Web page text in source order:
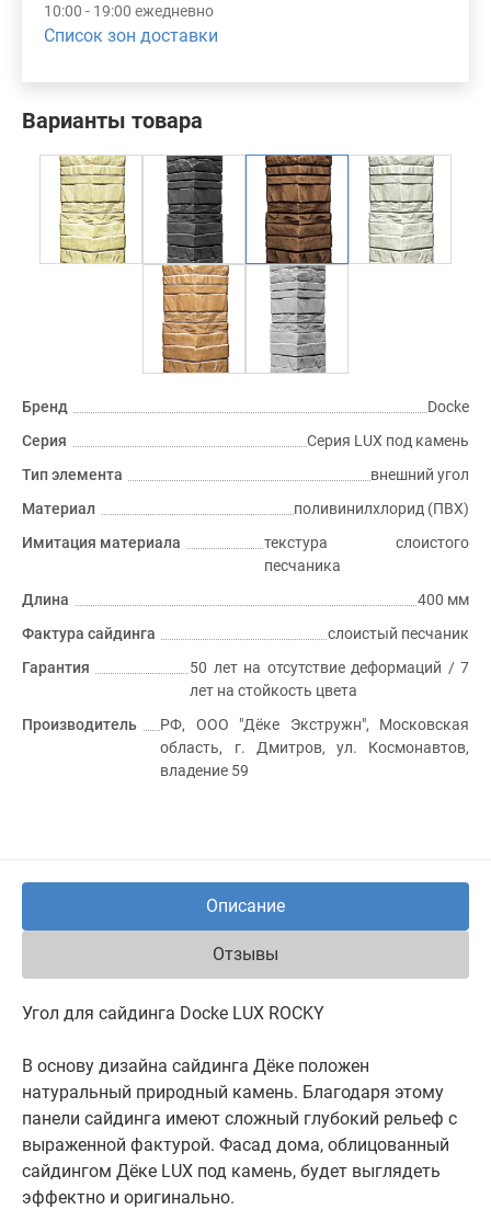
Варианты товара
Бренд
Docke
Серия
Серия LUX под камень
Тип элемента
внешний угол
Материал
поливинилхлорид (ПВХ)
Имитация материала
текстура слоистого
песчаника
Длина
400 мм
Фактура сайдинга
слоистый песчаник
Гарантия
50 лет на отсутствие деформаций / 7
лет на стойкость цвета
Производитель
РФ, ООО "Дёке Экстружн", Московская
область, г. Дмитров, ул. Космонавтов,
владение 59
10:00 - 19:00 ежедневно
Список зон доставки
Описание
Отзывы
Угол для сайдинга Docke LUX ROCKY
В основу дизайна сайдинга Дёке положен
натуральный природный камень. Благодаря этому
панели сайдинга имеют сложный глубокий рельеф с
выраженной фактурой. Фасад дома, облицованный
сайдингом Дёке LUX под камень, будет выглядеть
эффектно и оригинально.